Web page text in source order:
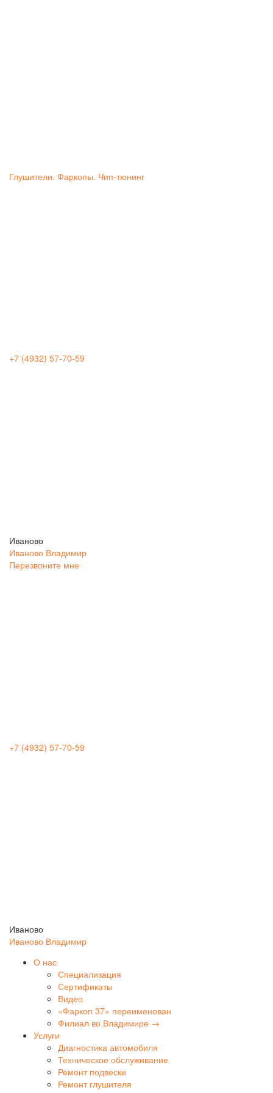
Глушители. Фаркопы. Чип-тюнинг
+7 (4932) 57-70-59
Иваново
Иваново Владимир
Перезвоните мне
+7 (4932) 57-70-59
Иваново
Иваново Владимир
О нас
Специализация
Сертификаты
Видео
«Фаркоп 37» переименован
Филиал во Владимире →
Услуги
Диагностика автомобиля
Техническое обслуживание
Ремонт подвески
Ремонт глушителя